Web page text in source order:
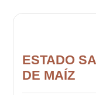
ESTADO
DE MAÍZ